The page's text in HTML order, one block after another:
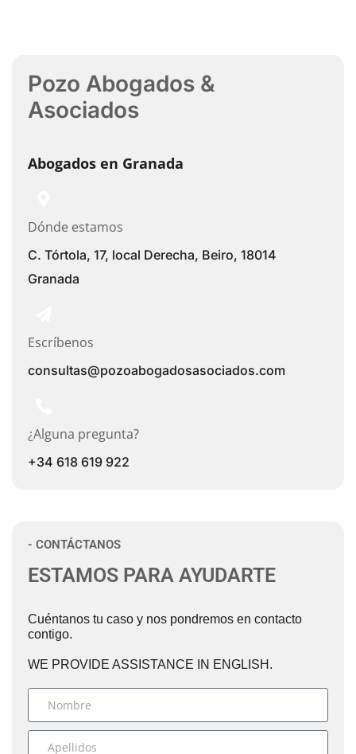
Pozo Abogados &
Asociados
Abogados en Granada
Dónde estamos
C. Tórtola, 17, local Derecha, Beiro, 18014
Granada
Escríbenos
consultas@pozoabogadosasociados.com
¿Alguna pregunta?
+34 618 619 922
- CONTÁCTANOS
ESTAMOS PARA AYUDARTE
Cuéntanos tu caso y nos pondremos en contacto
contigo.
WE PROVIDE ASSISTANCE IN ENGLISH.